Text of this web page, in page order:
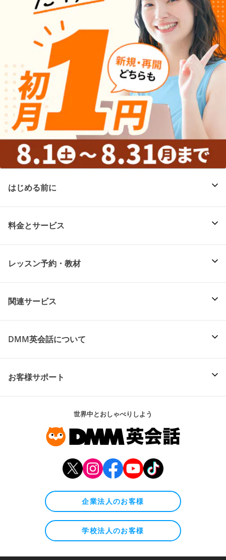
はじめる前に
料金とサービス
レッスン予約・教材
関連サービス
DMM英会話について
お客様サポート
世界中とおしゃべりしよう
企業法人のお客様
学校法人のお客様